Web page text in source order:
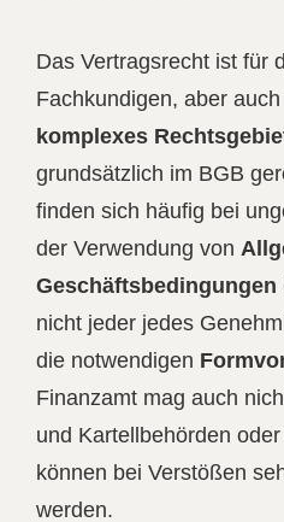
Das Vertragsrecht ist für
Fachkundigen, aber
komplexes
grundsätzlich im BGB
finden sich häufig bei
der Verwendung von
Geschäftsbedingungen
nicht jeder jedes
die notwendigen
Finanzamt mag auch
und Kartellbehörden oder
können bei Verstößen
werden.